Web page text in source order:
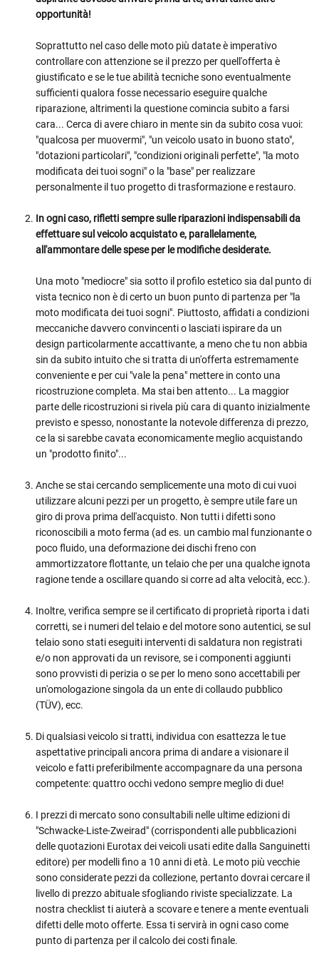
opportunità!
Soprattutto nel caso delle moto più datate è imperativo
controllare con attenzione se il prezzo per quell'offerta è
giustificato e se le tue abilità tecniche sono eventualmente
sufficienti qualora fosse necessario eseguire qualche
riparazione, altrimenti la questione comincia subito a farsi
cara... Cerca di avere chiaro in mente sin da subito cosa vuoi:
"qualcosa per muovermi", "un veicolo usato in buono stato",
"dotazioni particolari", "condizioni originali perfette", "la moto
modificata dei tuoi sogni" o la "base" per realizzare
personalmente il tuo progetto di trasformazione e restauro.
In ogni caso, rifletti sempre sulle riparazioni indispensabili da
effettuare sul veicolo acquistato e, parallelamente,
all'ammontare delle spese per le modifiche desiderate.
Una moto "mediocre" sia sotto il profilo estetico sia dal punto di
vista tecnico non è di certo un buon punto di partenza per "la
moto modificata dei tuoi sogni". Piuttosto, affidati a condizioni
meccaniche davvero convincenti o lasciati ispirare da un
design particolarmente accattivante, a meno che tu non abbia
sin da subito intuito che si tratta di un'offerta estremamente
conveniente e per cui "vale la pena" mettere in conto una
ricostruzione completa. Ma stai ben attento... La maggior
parte delle ricostruzioni si rivela più cara di quanto inizialmente
previsto e spesso, nonostante la notevole differenza di prezzo,
ce la si sarebbe cavata economicamente meglio acquistando
un "prodotto finito"...
Anche se stai cercando semplicemente una moto di cui vuoi
utilizzare alcuni pezzi per un progetto, è sempre utile fare un
giro di prova prima dell'acquisto. Non tutti i difetti sono
riconoscibili a moto ferma (ad es. un cambio mal funzionante o
poco fluido, una deformazione dei dischi freno con
ammortizzatore flottante, un telaio che per una qualche ignota
ragione tende a oscillare quando si corre ad alta velocità, ecc.).
Inoltre, verifica sempre se il certificato di proprietà riporta i dati
corretti, se i numeri del telaio e del motore sono autentici, se sul
telaio sono stati eseguiti interventi di saldatura non registrati
e/o non approvati da un revisore, se i componenti aggiunti
sono provvisti di perizia o se per lo meno sono accettabili per
un'omologazione singola da un ente di collaudo pubblico
(TÜV), ecc.
Di qualsiasi veicolo si tratti, individua con esattezza le tue
aspettative principali ancora prima di andare a visionare il
veicolo e fatti preferibilmente accompagnare da una persona
competente: quattro occhi vedono sempre meglio di due!
I prezzi di mercato sono consultabili nelle ultime edizioni di
"Schwacke-Liste-Zweirad" (corrispondenti alle pubblicazioni
delle quotazioni Eurotax dei veicoli usati edite dalla Sanguinetti
editore) per modelli fino a 10 anni di età. Le moto più vecchie
sono considerate pezzi da collezione, pertanto dovrai cercare il
livello di prezzo abituale sfogliando riviste specializzate. La
nostra checklist ti aiuterà a scovare e tenere a mente eventuali
difetti delle moto offerte. Essa ti servirà in ogni caso come
punto di partenza per il calcolo dei costi finale.